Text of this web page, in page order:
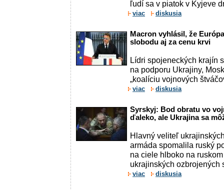
ľudí sa v piatok v Kyjeve
viac diskusia
Macron vyhlásil, že
slobodu aj za cenu krvi
Lídri spojeneckých krajín
na podporu Ukrajiny,
„koalíciu vojnových
viac diskusia
Syrskyj: Bod obratu vo
ďaleko, ale Ukrajina sa
Hlavný veliteľ
armáda spomalila ruský
na ciele hlboko na
ukrajinských ozbrojených
viac diskusia